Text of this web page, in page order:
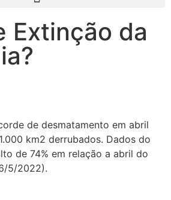
Extinção da
de desmatamento em abril
km2 derrubados. Dados do
de 74% em relação a abril do
5/2022).